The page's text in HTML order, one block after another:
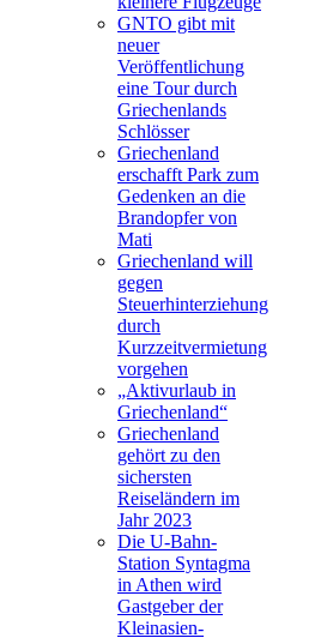
GNTO gibt mit
neuer
Veröffentlichung
eine Tour durch
Griechenlands
Schlösser
Griechenland
erschafft Park zum
Gedenken an die
Brandopfer von
Mati
Griechenland will
gegen
Steuerhinterziehung
durch
Kurzzeitvermietung
vorgehen
„Aktivurlaub in
Griechenland“
Griechenland
gehört zu den
sichersten
Reiseländern im
Jahr 2023
Die U-Bahn-
Station Syntagma
in Athen wird
Gastgeber der
Kleinasien-